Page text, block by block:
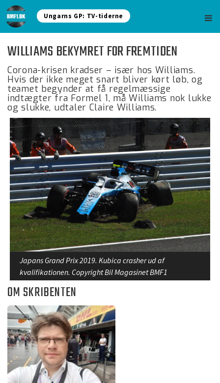
Ungarns GP: TV-tiderne
WILLIAMS BEKYMRET FOR FREMTIDEN
Corona-krisen kradser – især hos Williams.
Hvis der ikke meget snart bliver kørt løb, og
teamet begynder at få regelmæssige
indtægter fra Formel 1, må Williams nok lukke
og slukke, udtaler Claire Williams.
Japans Grand Prix 2019. Kubica crasher ud af
kvalifikationen. Copyright Bil Magasinet BMF1
OM SKRIBENTEN